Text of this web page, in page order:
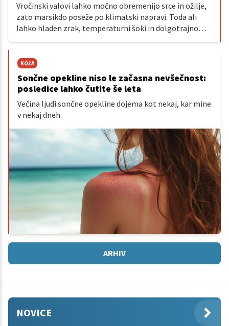
Vročinski valovi lahko močno obremenijo srce in ožilje,
zato marsikdo poseže po klimatski napravi. Toda ali
lahko hladen zrak, temperaturni šoki in dolgotrajno
bivanje v klimatiziranih prostorih vplivajo tudi na krvni
KOŽA
Sončne opekline niso le začasna nevšečnost:
posledice lahko čutite še leta
Večina ljudi sončne opekline dojema kot nekaj, kar mine
v nekaj dneh.
ARHIV
NOVICE